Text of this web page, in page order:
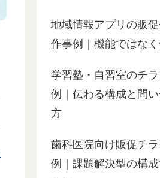
ところですが、とても良かったので
会社がまだ周知されていなくて何か
ないかなって悩んでいる人が居たら
いいと思います。
おススメします。
地域情報アプリの販
作事例｜機能ではな
学習塾・自習室のチ
例｜伝わる構成と問
方
歯科医院向け販促チ
例｜課題解決型の構